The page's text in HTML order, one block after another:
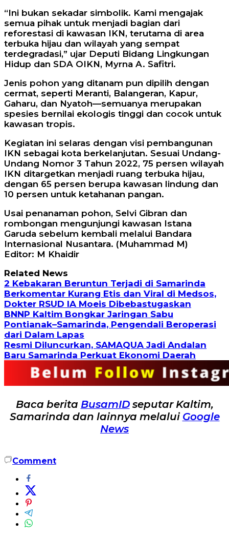
“Ini bukan sekadar simbolik. Kami mengajak
semua pihak untuk menjadi bagian dari
reforestasi di kawasan IKN, terutama di area
terbuka hijau dan wilayah yang sempat
terdegradasi,” ujar Deputi Bidang Lingkungan
Hidup dan SDA OIKN, Myrna A. Safitri.
Jenis pohon yang ditanam pun dipilih dengan
cermat, seperti Meranti, Balangeran, Kapur,
Gaharu, dan Nyatoh—semuanya merupakan
spesies bernilai ekologis tinggi dan cocok untuk
kawasan tropis.
Kegiatan ini selaras dengan visi pembangunan
IKN sebagai kota berkelanjutan. Sesuai Undang-
Undang Nomor 3 Tahun 2022, 75 persen wilayah
IKN ditargetkan menjadi ruang terbuka hijau,
dengan 65 persen berupa kawasan lindung dan
10 persen untuk ketahanan pangan.
Usai penanaman pohon, Selvi Gibran dan
rombongan mengunjungi kawasan Istana
Garuda sebelum kembali melalui Bandara
Internasional Nusantara. (Muhammad M)
Editor: M Khaidir
Related News
2 Kebakaran Beruntun Terjadi di Samarinda
Berkomentar Kurang Etis dan Viral di Medsos,
Dokter RSUD IA Moeis Dibebastugaskan
BNNP Kaltim Bongkar Jaringan Sabu
Pontianak–Samarinda, Pengendali Beroperasi
dari Dalam Lapas
Resmi Diluncurkan, SAMAQUA Jadi Andalan
Baru Samarinda Perkuat Ekonomi Daerah
Baca berita BusamIDseputar Kaltim,
Samarinda dan lainnya melalui Google
News
Comment